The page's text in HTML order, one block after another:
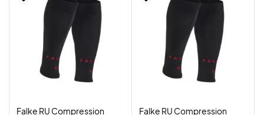
Falke RU Compression
Falke RU Compression